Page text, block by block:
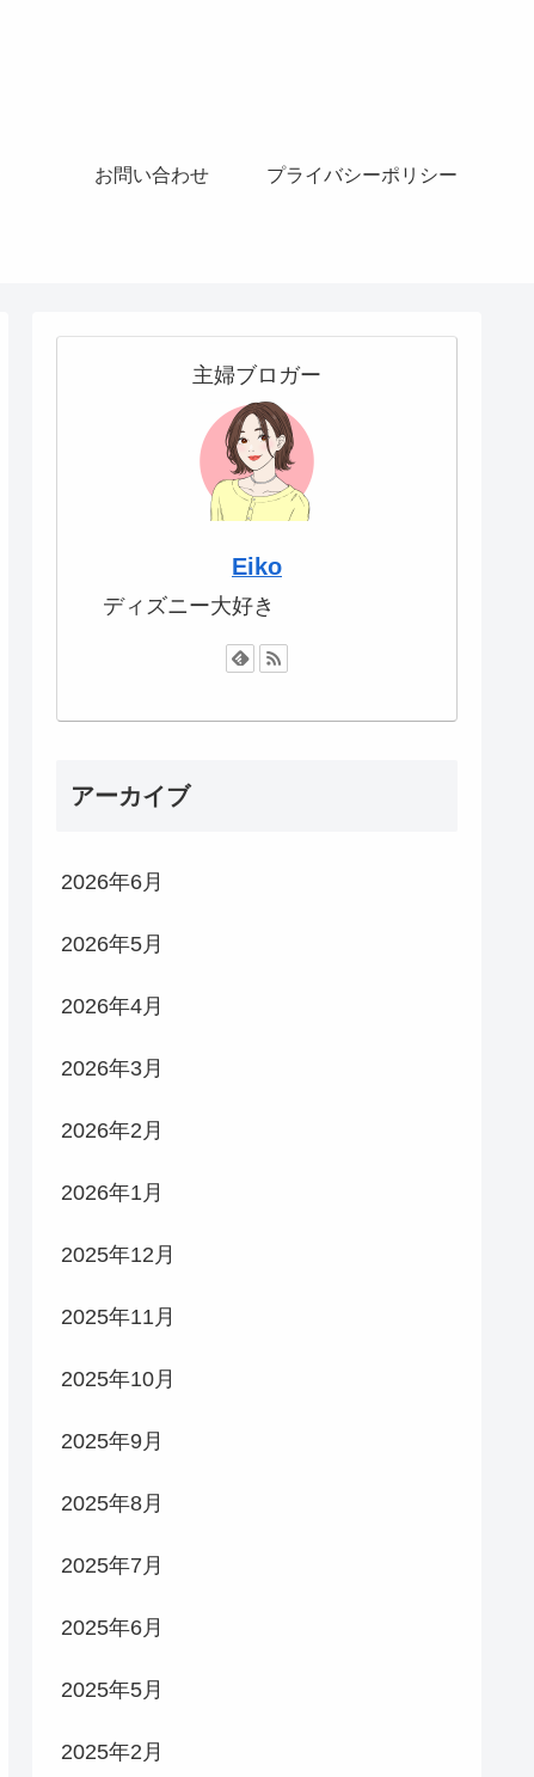
お問い合わせ プライバシーポリシー
主婦ブロガー
Eiko
ディズニー大好き
アーカイブ
2026年6月
2026年5月
2026年4月
2026年3月
2026年2月
2026年1月
2025年12月
2025年11月
2025年10月
2025年9月
2025年8月
2025年7月
2025年6月
2025年5月
2025年2月